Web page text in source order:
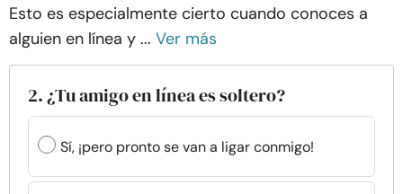
Esto es especialmente cierto cuando conoces a
alguien en línea y ... Ver más
2. ¿Tu amigo en línea es soltero?
Sí, ¡pero pronto se van a ligar conmigo!